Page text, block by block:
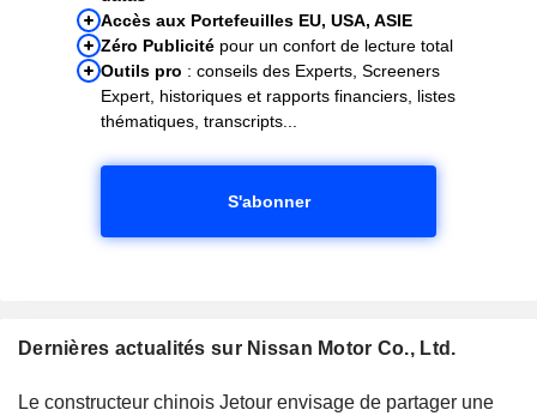
Accès aux Portefeuilles EU, USA, ASIE
Zéro Publicité pour un confort de lecture total
Outils pro : conseils des Experts, Screeners
Expert, historiques et rapports financiers, listes
thématiques, transcripts...
S'abonner
Dernières actualités sur Nissan Motor Co., Ltd.
Le constructeur chinois Jetour envisage de partager une